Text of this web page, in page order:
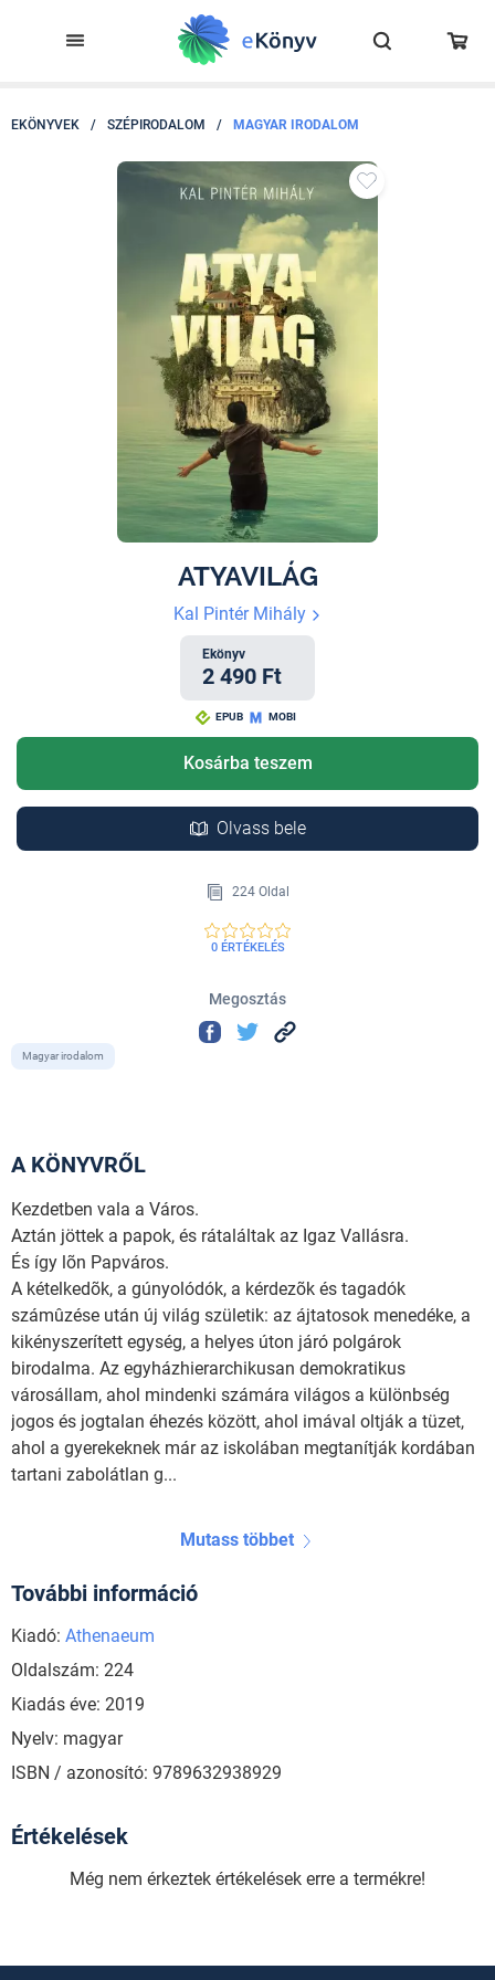
EKÖNYVEK / SZÉPIRODALOM / MAGYAR IRODALOM
ATYAVILÁG
Kal Pintér Mihály
Ekönyv
2 490 Ft
EPUB MOBI
Kosárba teszem
Olvass bele
224 Oldal
0 ÉRTÉKELÉS
Megosztás
Magyar irodalom
A KÖNYVRŐL
Kezdetben vala a Város.
Aztán jöttek a papok, és rátaláltak az Igaz Vallásra.
És így lõn Papváros.
A kételkedõk, a gúnyolódók, a kérdezõk és tagadók
számûzése után új világ születik: az ájtatosok menedéke, a
kikényszerített egység, a helyes úton járó polgárok
birodalma. Az egyházhierarchikusan demokratikus
városállam, ahol mindenki számára világos a különbség
jogos és jogtalan éhezés között, ahol imával oltják a tüzet,
ahol a gyerekeknek már az iskolában megtanítják kordában
tartani zabolátlan g...
Mutass többet
További információ
Kiadó: Athenaeum
Oldalszám: 224
Kiadás éve: 2019
Nyelv: magyar
ISBN / azonosító: 9789632938929
Értékelések
Még nem érkeztek értékelések erre a termékre!